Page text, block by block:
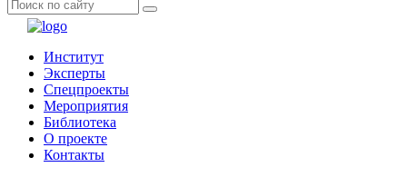
Институт
Эксперты
Спецпроекты
Мероприятия
Библиотека
О проекте
Контакты